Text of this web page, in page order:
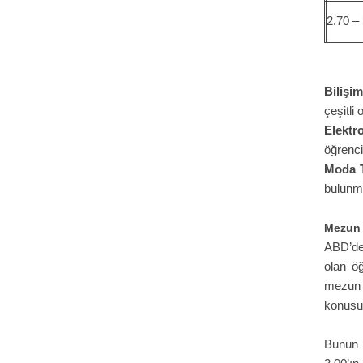
2.70 –
çeşitli
Moda
olan
mezun
Bunun